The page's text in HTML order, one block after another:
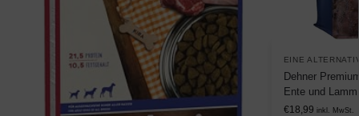
EINE
Dehner
Ente und
€18,99 inkl. MwSt.